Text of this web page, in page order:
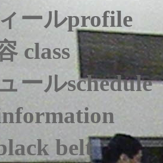
ールprofile
class
ールschedule
belt